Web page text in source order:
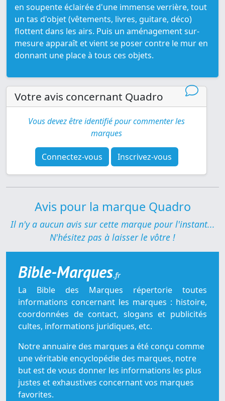
en soupente éclairée d'une immense verrière, tout
un tas d'objet (vêtements, livres, guitare, déco)
flottent dans les airs. Puis un aménagement sur-
mesure apparaît et vient se poser contre le mur en
donnant une place à tous ces objets.
Votre avis concernant Quadro
Vous devez être identifié pour commenter les
marques
Connectez-vous Inscrivez-vous
Avis pour la marque Quadro
Il n'y a aucun avis sur cette marque pour l'instant...
N'hésitez pas à laisser le vôtre !
Bible-Marques.fr
La Bible des Marques répertorie toutes
informations concernant les marques : histoire,
coordonnées de contact, slogans et publicités
cultes, informations juridiques, etc.
Notre annuaire des marques a été conçu comme
une véritable encyclopédie des marques, notre
but est de vous donner les informations les plus
justes et exhaustives concernant vos marques
favorites.